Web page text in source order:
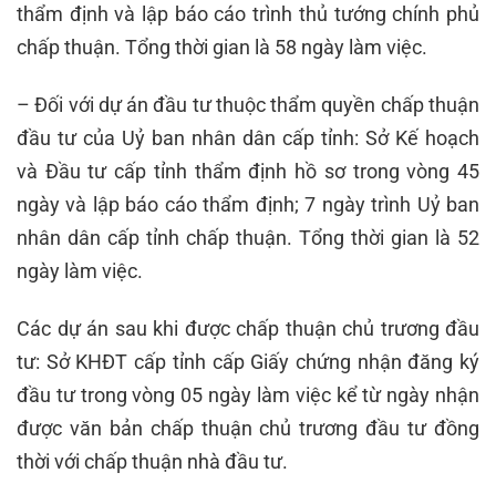
thẩm định và lập báo cáo trình thủ tướng chính phủ
chấp thuận. Tổng thời gian là 58 ngày làm việc.
– Đối với dự án đầu tư thuộc thẩm quyền chấp thuận
đầu tư của Uỷ ban nhân dân cấp tỉnh: Sở Kế hoạch
và Đầu tư cấp tỉnh thẩm định hồ sơ trong vòng 45
ngày và lập báo cáo thẩm định; 7 ngày trình Uỷ ban
nhân dân cấp tỉnh chấp thuận. Tổng thời gian là 52
ngày làm việc.
Các dự án sau khi được chấp thuận chủ trương đầu
tư: Sở KHĐT cấp tỉnh cấp Giấy chứng nhận đăng ký
đầu tư trong vòng 05 ngày làm việc kể từ ngày nhận
được văn bản chấp thuận chủ trương đầu tư đồng
thời với chấp thuận nhà đầu tư.